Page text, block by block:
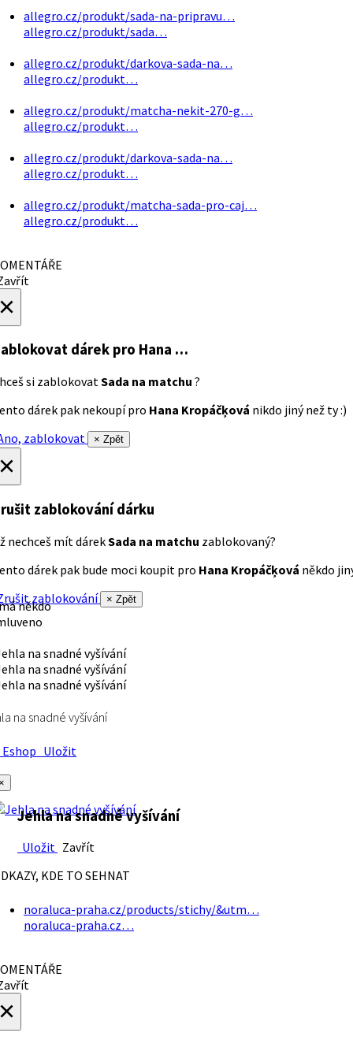
allegro.cz/produkt/sada-na-pripravu…
allegro.cz/produkt/sada…
allegro.cz/produkt/darkova-sada-na…
allegro.cz/produkt…
allegro.cz/produkt/matcha-nekit-270-g…
allegro.cz/produkt…
allegro.cz/produkt/darkova-sada-na…
allegro.cz/produkt…
allegro.cz/produkt/matcha-sada-pro-caj…
allegro.cz/produkt…
dárek pro Hana …
si zablokovatSada na matchu ?
dárek pak nekoupí pro Hana Kropáčķová nikdo jiný než ty :)
zablokovat
× Zpět
zablokování dárku
nechceš mít dárekSada na matchu zablokovaný?
dárek pak bude moci koupit pro Hana Kropáčķová někdo
zablokování
× Zpět
někdo
na snadné vyšívání
Uložit
Jehla na snadné vyšívání
Uložit Zavřít
KDE TO SEHNAT
noraluca-praha.cz/products/stichy/&utm…
noraluca-praha.cz…